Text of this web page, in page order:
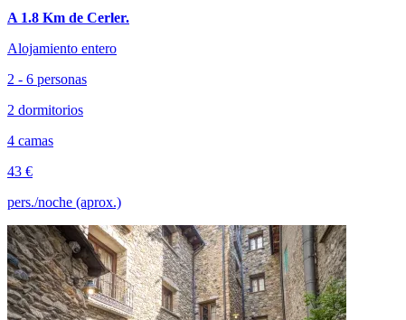
A 1.8 Km de Cerler.
Alojamiento entero
2 - 6 personas
2 dormitorios
4 camas
43 €
pers./noche (aprox.)